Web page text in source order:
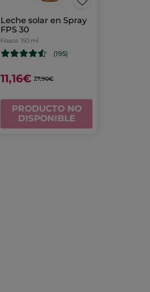
Leche solar en Spray
FPS 30
Frasco 150 ml
(195)
11,16€ 27,90€
PRODUCTO NO
DISPONIBLE